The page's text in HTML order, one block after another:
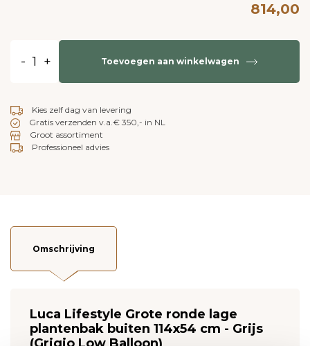
814,00
- + Toevoegen aan winkelwagen
Kies zelf dag van levering
Gratis verzenden v.a.€ 350,- in NL
Groot assortiment
Professioneel advies
Omschrijving
Luca Lifestyle Grote ronde lage
plantenbak buiten 114x54 cm - Grijs